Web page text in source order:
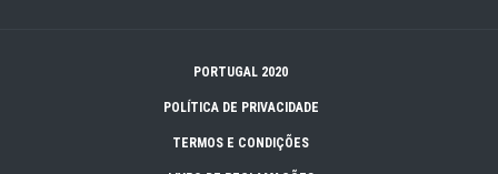
PORTUGAL 2020
POLÍTICA DE PRIVACIDADE
TERMOS E CONDIÇÕES